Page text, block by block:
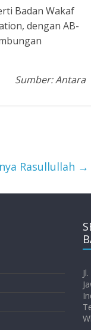
Badan Wakaf
dengan AB-
Sumber: Antara
Rasullullah →